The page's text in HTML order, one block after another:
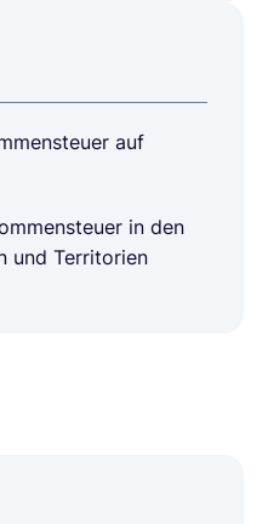
auf
in den
und Territorien